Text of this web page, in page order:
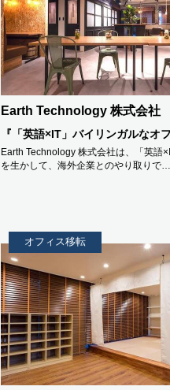
Earth Technology 株式会社
『「英語×IT」バイリンガルなオ
Earth Technology 株式会社は、「英語
を生かして、海外企業とのやり取りで…
オフィス移転